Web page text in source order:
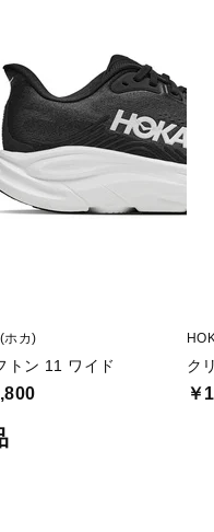
ホカ)
トン 11 ワイド ク
￥